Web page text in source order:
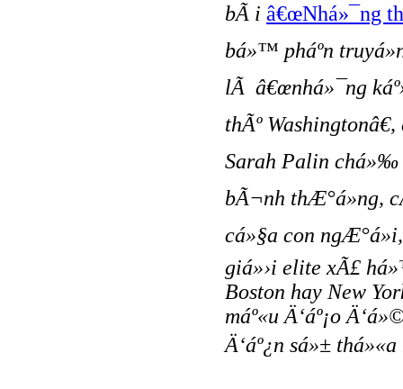
bÃ i â€œNhá»¯ng
bá»™ pháº­n
lÃ â€œnhá»¯ng
thÃº
Sarah Palin
bÃ¬nh thÆ°á»ng,
cá»§a con
giá»›i elite xÃ£
Boston hay New
máº«u Ä‘áº¡o
Ä‘áº¿n sá»± thá»«a